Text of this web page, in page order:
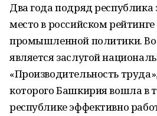
Два года подряд республика
место в российском
промышленной политики. Во
является заслугой
«Производительность
которого Башкирия вошла в
республике эффективно